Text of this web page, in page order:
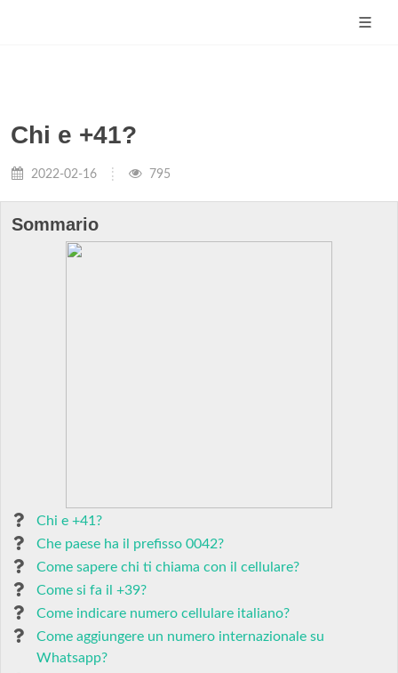
Chi e +41?
2022-02-16 795
Sommario
Chi e +41?
Che paese ha il prefisso 0042?
Come sapere chi ti chiama con il cellulare?
Come si fa il +39?
Come indicare numero cellulare italiano?
Come aggiungere un numero internazionale su
Whatsapp?